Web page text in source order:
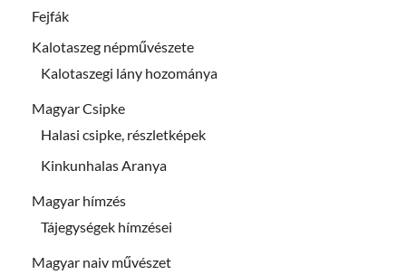
Fejfák
Kalotaszeg népművészete
Kalotaszegi lány hozománya
Magyar Csipke
Halasi csipke, részletképek
Kinkunhalas Aranya
Magyar hímzés
Tájegységek hímzései
Magyar naiv művészet